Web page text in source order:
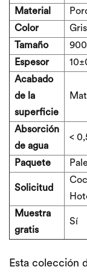
Material
Color
Tamaño
Espesor
Acabado
de la
superficie
Absorción
de agua
<
Paquete
Solicitud
Muestra
gratis
Sí
Esta colección